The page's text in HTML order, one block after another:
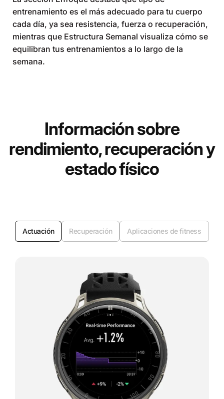
entrenamiento es el más adecuado para tu cuerpo
cada día, ya sea resistencia, fuerza o recuperación,
mientras que Estructura Semanal visualiza cómo se
equilibran tus entrenamientos a lo largo de la
semana.
Información sobre
rendimiento, recuperación y
estado físico
Actuación Recuperación Aplicaciones de fitness